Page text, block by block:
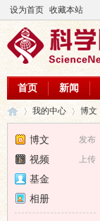
设为首页 收藏本站
首页 新闻
›
我的中心 博文
发布
博文
上传
视频
基金
相册